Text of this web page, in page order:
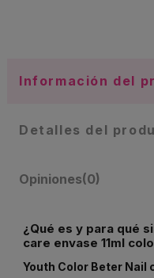
Información del
Detalles del
Opiniones(0)
¿Qué es y para qué
care envase 11ml
Youth Color Beter Nail